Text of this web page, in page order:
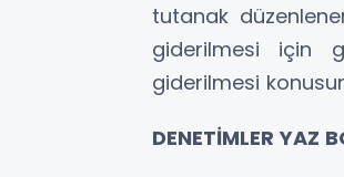
tutanak
giderilmesi için
giderilmesi
DENETİMLER YAZ